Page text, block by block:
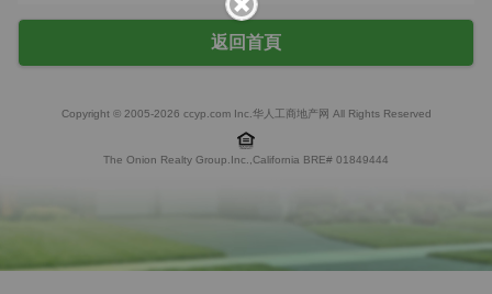
返回首頁
Copyright © 2005-2026 ccyp.com Inc.华人工商地产网 All Rights Reserved
The Onion Realty Group.Inc.,California BRE# 01849444